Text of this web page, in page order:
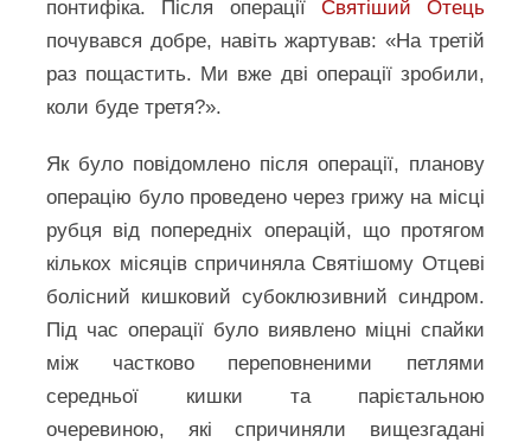
понтифіка. Після операції Святіший Отець
почувався добре, навіть жартував: «На третій
раз пощастить. Ми вже дві операції зробили,
коли буде третя?».
Як було повідомлено після операції, планову
операцію було проведено через грижу на місці
рубця від попередніх операцій, що протягом
кількох місяців спричиняла Святішому Отцеві
болісний кишковий субоклюзивний синдром.
Під час операції було виявлено міцні спайки
між частково переповненими петлями
середньої кишки та парієтальною
очеревиною, які спричиняли вищезгадані